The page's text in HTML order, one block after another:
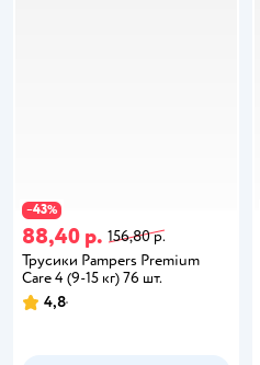
−43%
88,40 р. 156,80 р.
Трусики Pampers Premium
Care 4 (9-15 кг) 76 шт.
4,8